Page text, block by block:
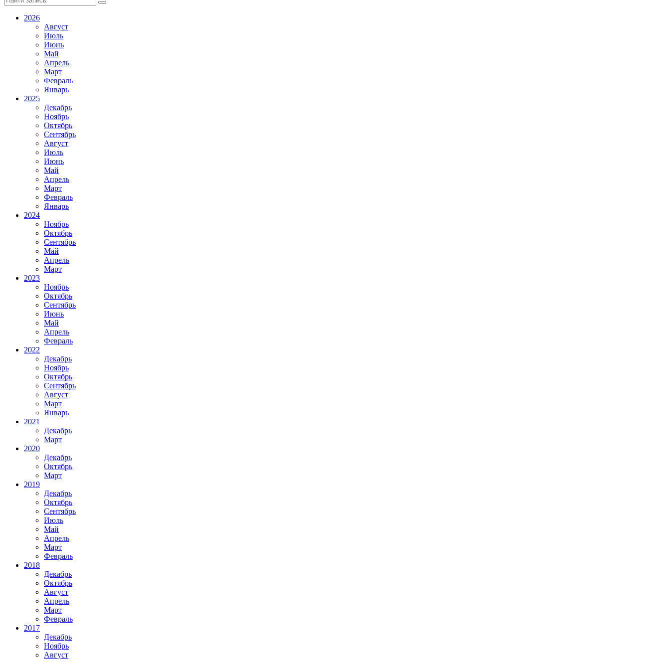
2026
Август
Июль
Июнь
Май
Апрель
Март
Февраль
Январь
2025
Декабрь
Ноябрь
Октябрь
Сентябрь
Август
Июль
Июнь
Май
Апрель
Март
Февраль
Январь
2024
Ноябрь
Октябрь
Сентябрь
Май
Апрель
Март
2023
Ноябрь
Октябрь
Сентябрь
Июнь
Май
Апрель
Февраль
2022
Декабрь
Ноябрь
Октябрь
Сентябрь
Август
Март
Январь
2021
Декабрь
Март
2020
Декабрь
Октябрь
Март
2019
Декабрь
Октябрь
Сентябрь
Июль
Май
Апрель
Март
Февраль
2018
Декабрь
Октябрь
Август
Апрель
Март
Февраль
2017
Декабрь
Ноябрь
Август